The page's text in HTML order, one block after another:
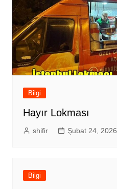
Bilgi
Hayır Lokması
shifir Şubat 24, 2026
Bilgi